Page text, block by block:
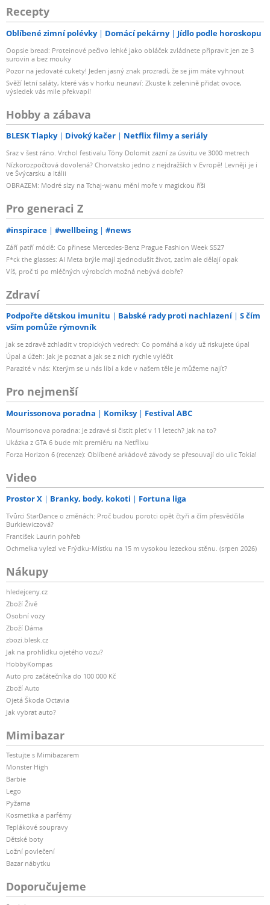
Recepty
Oblíbené zimní polévky Domácí pekárny Jídlo podle horoskopu
Oopsie bread: Proteinové pečivo lehké jako obláček zvládnete připravit jen ze 3
surovin a bez mouky
Pozor na jedovaté cukety! Jeden jasný znak prozradí, že se jim máte vyhnout
Svěží letní saláty, které vás v horku neunaví: Zkuste k zelenině přidat ovoce,
výsledek vás mile překvapí!
Hobby a zábava
BLESK Tlapky Divoký kačer Netflix filmy a seriály
Sraz v šest ráno. Vrchol festivalu Tóny Dolomit zazní za úsvitu ve 3000 metrech
Nízkorozpočtová dovolená? Chorvatsko jedno z nejdražších v Evropě! Levněji je i
ve Švýcarsku a Itálii
OBRAZEM: Modré slzy na Tchaj-wanu mění moře v magickou říši
Pro generaci Z
#inspirace #wellbeing #news
Září patří módě: Co přinese Mercedes-Benz Prague Fashion Week SS27
F*ck the glasses: AI Meta brýle mají zjednodušit život, zatím ale dělají opak
Víš, proč ti po mléčných výrobcích možná nebývá dobře?
Zdraví
Podpořte dětskou imunitu Babské rady proti nachlazení
S čím
vším pomůže rýmovník
Jak se zdravě zchladit v tropických vedrech: Co pomáhá a kdy už riskujete úpal
Úpal a úžeh: Jak je poznat a jak se z nich rychle vyléčit
Parazité v nás: Kterým se u nás líbí a kde v našem těle je můžeme najít?
Pro nejmenší
Mourissonova poradna Komiksy Festival ABC
Mourrisonova poradna: Je zdravé si čistit pleť v 11 letech? Jak na to?
Ukázka z GTA 6 bude mít premiéru na Netflixu
Forza Horizon 6 (recenze): Oblíbené arkádové závody se přesouvají do ulic Tokia!
Video
Prostor X Branky, body, kokoti Fortuna liga
Tvůrci StarDance o změnách: Proč budou porotci opět čtyři a čím přesvědčila
Burkiewiczová?
František Laurin pohřeb
Ochmelka vylezl ve Frýdku-Místku na 15 m vysokou lezeckou stěnu. (srpen 2026)
Nákupy
hledejceny.cz
Zboží Živě
Osobní vozy
Zboží Dáma
zbozi.blesk.cz
Jak na prohlídku ojetého vozu?
HobbyKompas
Auto pro začátečníka do 100 000 Kč
Zboží Auto
Ojetá Škoda Octavia
Jak vybrat auto?
Mimibazar
Testujte s Mimibazarem
Monster High
Barbie
Lego
Pyžama
Kosmetika a parfémy
Teplákové soupravy
Dětské boty
Ložní povlečení
Bazar nábytku
Doporučujeme